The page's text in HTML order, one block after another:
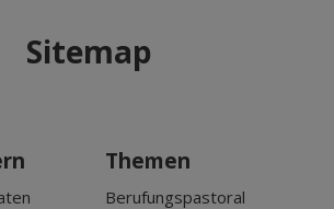
Sitemap
Themen
Berufungspastoral